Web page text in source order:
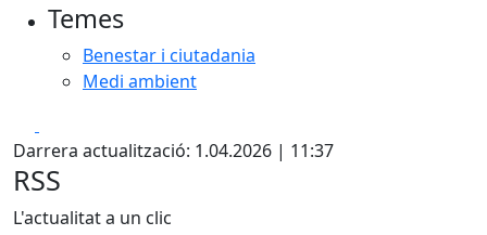
Temes
Benestar i ciutadania
Medi ambient
Darrera actualització: 1.04.2026 | 11:37
RSS
L'actualitat a un clic